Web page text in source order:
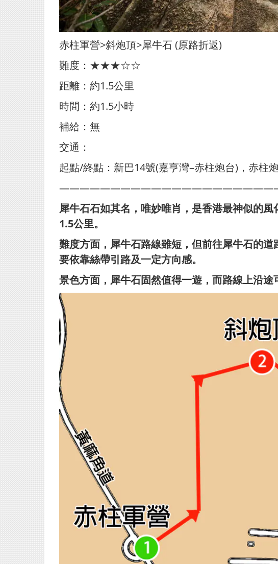
赤柱軍營>斜炮頂>犀牛石 (原路折返)
難度：★★★☆☆
距離：約1.5公里
時間：約1.5小時
補給：無
交通：
起點/終點：新巴14號(嘉亨灣–赤柱炮台)，赤柱
犀牛石石如其名，唯妙唯肖，是香港最神似的
1.5公里。
難度方面，犀牛石路線雖短，但前往犀牛石的
要依靠絲帶引路及一定方向感。
景色方面，犀牛石固然值得一遊，而路線上沿